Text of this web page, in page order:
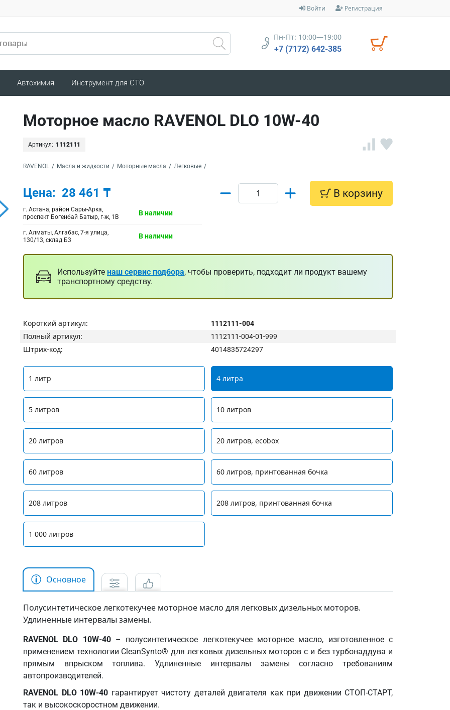
Войти Регистрация
Пн-Пт: 10:00—19:00
+7 (7172) 642-385
Автохимия Инструмент для СТО
Моторное масло RAVENOL DLO 10W-40
Артикул: 1112111
RAVENOL / Масла и жидкости / Моторные масла / Легковые /
Цена: 28 461 ₸
г. Астана, район Сары-Арка,
проспект Богенбай Батыр, г-ж, 1В
В наличии
г. Алматы, Алгабас, 7-я улица,
130/13, склад Б3
В наличии
В корзину
Используйте наш сервис подбора, чтобы проверить, подходит ли продукт вашему
транспортному средству.
1 литр 4 литра
5 литров 10 литров
20 литров 20 литров, ecobox
60 литров 60 литров, принтованная бочка
208 литров 208 литров, принтованная бочка
1 000 литров
Короткий артикул: 1112111-004
Полный артикул: 1112111-004-01-999
Штрих-код: 4014835724297
Основное
Полусинтетическое легкотекучее моторное масло для легковых дизельных моторов.
Удлиненные интервалы замены.
RAVENOL DLO 10W-40– полусинтетическое легкотекучее моторное масло, изготовленное с
применением технологии CleanSynto® для легковых дизельных моторов с и без турбонаддува и
прямым впрыском топлива. Удлиненные интервалы замены согласно требованиям
автопроизводителей.
RAVENOL DLO 10W-40 гарантирует чистоту деталей двигателя как при движении СТОП-СТАРТ,
так и высокоскоростном движении.